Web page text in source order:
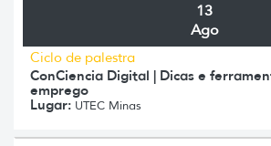
13
Ago
Ciclo de palestra
ConCiencia Digital | Dicas e
emprego
Lugar: UTEC Minas